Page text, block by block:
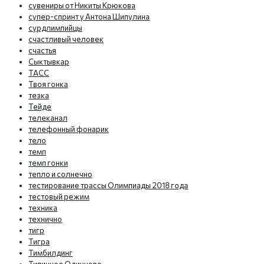
сувениры от Никиты Крюкова
супер-спринт у Антона Шипулина
сурдлимпийцы
счастливый человек
счастья
Сыктывкар
ТАСС
Твоя гонка
тезка
Тейде
телеканал
телефонный фонарик
тело
темп
темп гонки
тепло и солнечно
тестирование трассы Олимпиады 2018 года
тестовый режим
техника
технично
тигр
Тигра
Тимбилдинг